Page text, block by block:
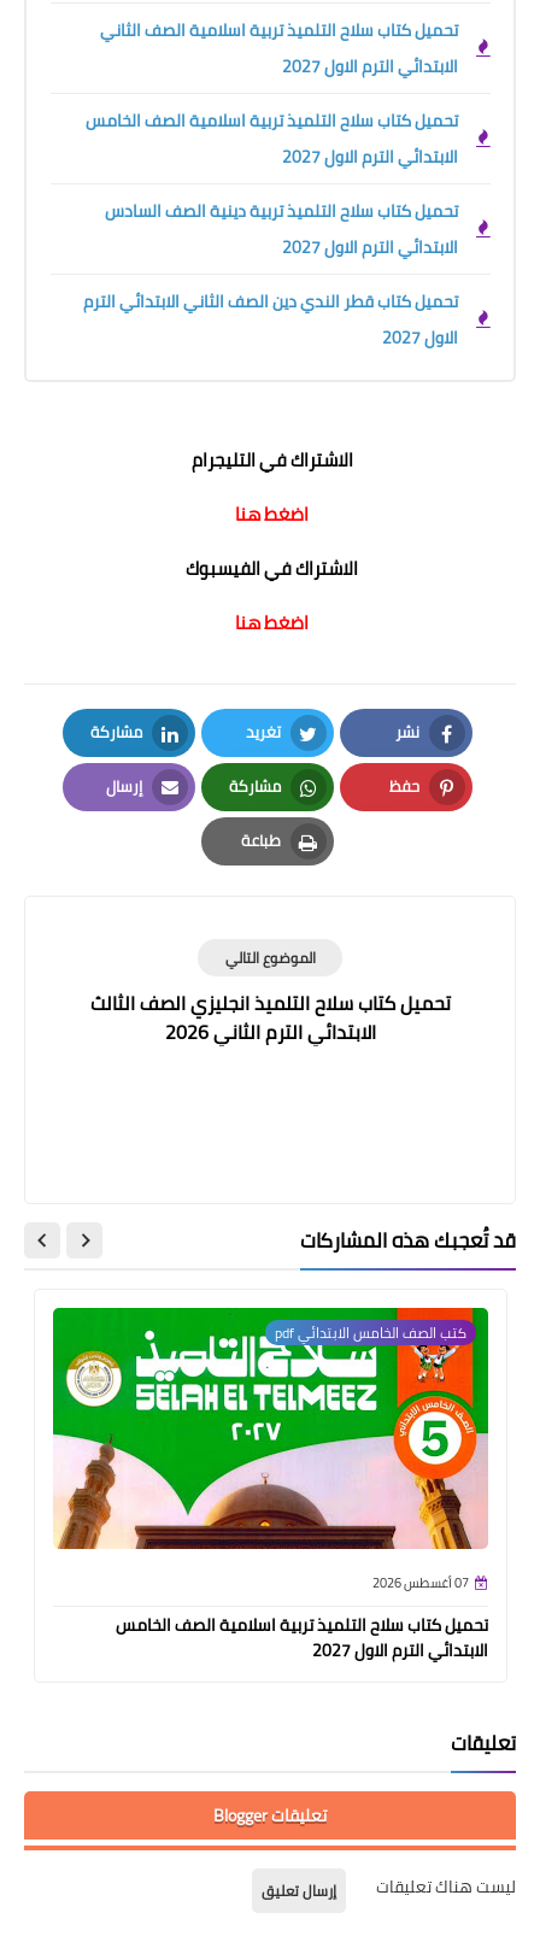
تحميل كتاب سلاح التلميذ تربية اسلامية الصف الثاني
الابتدائي الترم الاول 2027
تحميل كتاب سلاح التلميذ تربية اسلامية الصف الخامس
الابتدائي الترم الاول 2027
تحميل كتاب سلاح التلميذ تربية دينية الصف السادس
الابتدائي الترم الاول 2027
تحميل كتاب قطر الندي دين الصف الثاني الابتدائي الترم
الاول 2027
الاشتراك في التليجرام
اضغط هنا
الاشتراك في الفيسبوك
اضغط هنا
نشر
Facebook
تغريد
Twitter
مشاركة
LinkedIn
حفظ
Pinterest
مشاركة
Whatsapp
إرسال
Email
طباعة
Print
الموضوع التالي
تحميل كتاب سلاح التلميذ انجليزي الصف الثالث
الابتدائي الترم الثاني 2026
قد تُعجبك هذه المشاركات
كتب الصف الخامس الابتدائي pdf
07 أغسطس 2026
تحميل كتاب سلاح التلميذ تربية اسلامية الصف الخامس
الابتدائي الترم الاول 2027
تعليقات
تعليقات Blogger
ليست هناك تعليقات إرسال تعليق